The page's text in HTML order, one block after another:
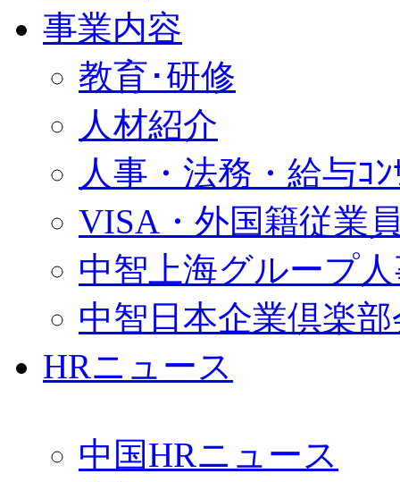
事業内容
教育･研修
人材紹介
人事・法務・給与ｺﾝ
VISA・外国籍従業
中智上海グループ
中智日本企業倶楽
HRニュース
中国HRニュース